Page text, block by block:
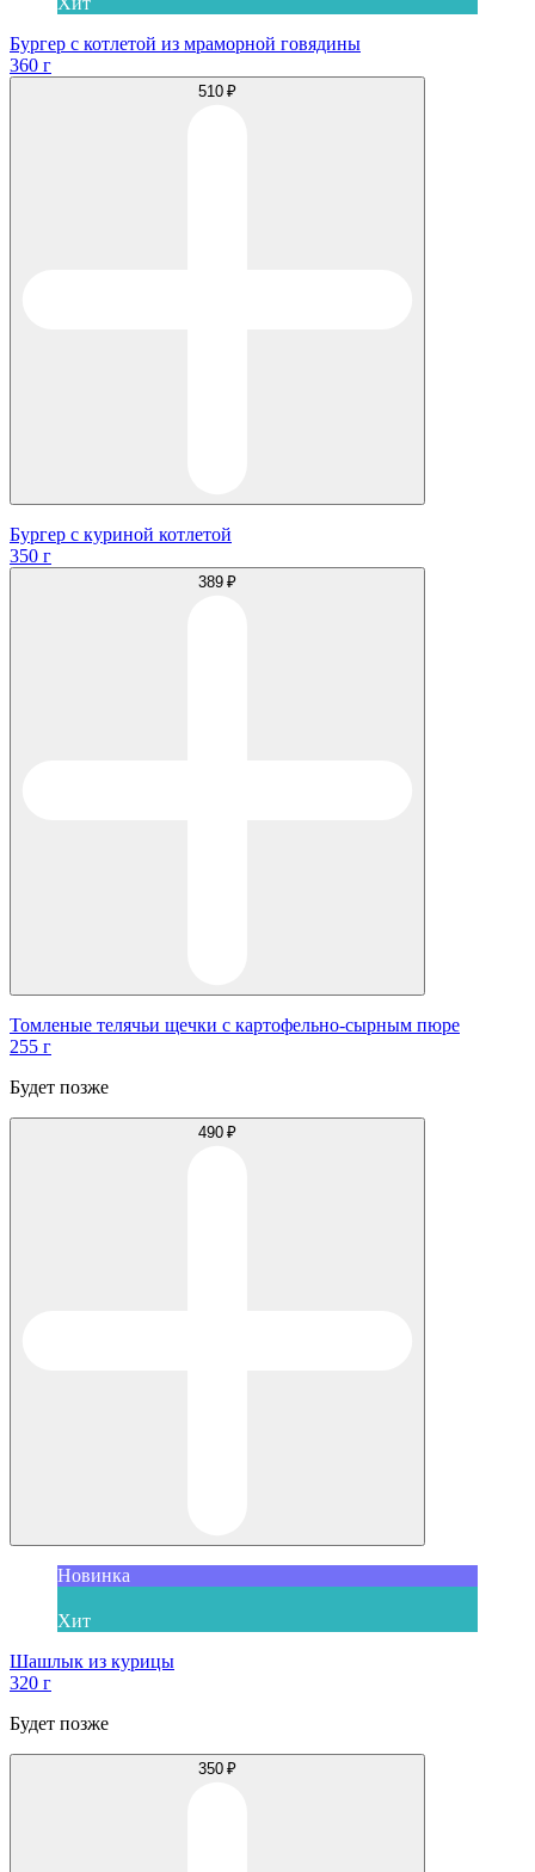
Бургер с котлетой из мраморной говядины
360 г
510 ₽
Бургер с куриной котлетой
350 г
389 ₽
Томленые телячьи щечки с картофельно-сырным пюре
255 г
Будет позже
490 ₽
Новинка
Хит
Шашлык из курицы
320 г
Будет позже
350 ₽